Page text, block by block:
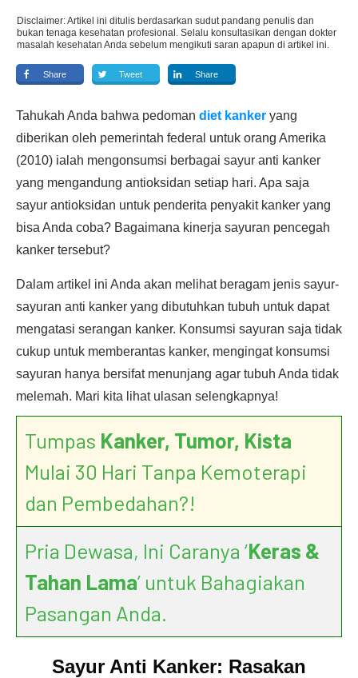
Disclaimer: Artikel ini ditulis berdasarkan sudut pandang penulis dan
bukan tenaga kesehatan profesional. Selalu konsultasikan dengan dokter
masalah kesehatan Anda sebelum mengikuti saran apapun di artikel ini.
Share Tweet Share
Tahukah Anda bahwa pedoman diet kanker yang
diberikan oleh pemerintah federal untuk orang Amerika
(2010) ialah mengonsumsi berbagai sayur anti kanker
yang mengandung antioksidan setiap hari. Apa saja
sayur antioksidan untuk penderita penyakit kanker yang
bisa Anda coba? Bagaimana kinerja sayuran pencegah
kanker tersebut?
Dalam artikel ini Anda akan melihat beragam jenis sayur-
sayuran anti kanker yang dibutuhkan tubuh untuk dapat
mengatasi serangan kanker. Konsumsi sayuran saja tidak
cukup untuk memberantas kanker, mengingat konsumsi
sayuran hanya bersifat menunjang agar tubuh Anda tidak
melemah. Mari kita lihat ulasan selengkapnya!
Tumpas Kanker, Tumor, Kista
Mulai 30 Hari Tanpa Kemoterapi
dan Pembedahan?!
Pria Dewasa, Ini Caranya ‘Keras &
Tahan Lama’ untuk Bahagiakan
Pasangan Anda.
Sayur Anti Kanker: Rasakan